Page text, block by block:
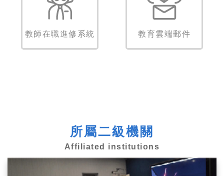
教師在職進修系統 教育雲端郵件
所屬二級機關
Affiliated institutions